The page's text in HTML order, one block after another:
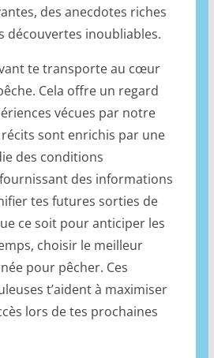
des anecdotes riches
découvertes inoubliables.
te transporte au cœur
Cela offre un regard
vécues par notre
sont enrichis par une
des conditions
des informations
tes futures sorties de
ce soit pour anticiper les
choisir le meilleur
pour pêcher. Ces
t’aident à maximiser
lors de tes prochaines